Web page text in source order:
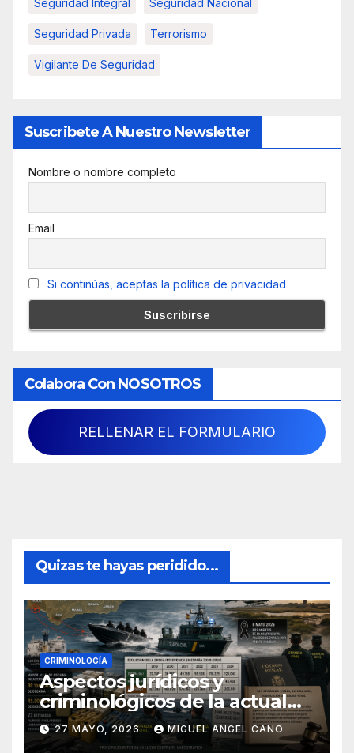
Seguridad Integral Seguridad Nacional
Seguridad Privada Terrorismo
Vigilante De Seguridad
Suscribete A Nuestro Newsletter
Nombre o nombre completo
Email
Si continúas, aceptas la política de privacidad
Colabora Con NOSOTROS
RELLENAR EL FORMULARIO
Quizas te hayas peridido...
CRIMINOLOGÍA
Aspectos jurídicos y
criminológicos de la actual
lucha contra el narcotráfico
en el sur de España
27 MAYO, 2026 MIGUEL ANGEL CANO